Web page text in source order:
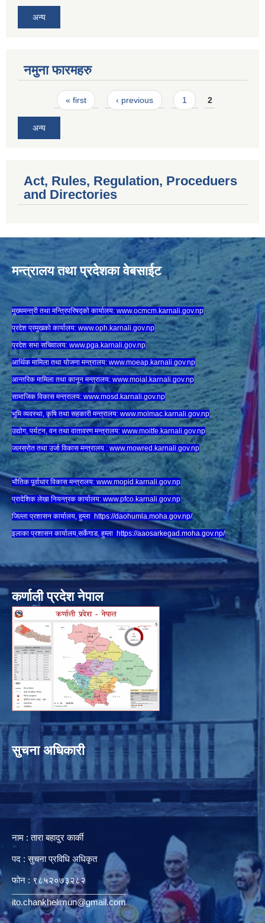
अन्य
नमुना फारमहरु
Pages« first ‹ previous 1 2
अन्य
Act, Rules, Regulation, Proceduers
and Directories
मन्त्रालय तथा प्रदेशका वेबसाईट
मुख्यमन्त्री तथा मन्त्रिपरिषद्को कार्यालय: www.ocmcm.karnali.gov.np
प्रदेश प्रमुखको कार्यालय: www.oph.karnali.gov.np
प्रदेश सभा सचिवालय: www.pga.karnali.gov.np
आर्थिक मामिला तथा योजना मन्त्रालय: www.moeap.karnali.gov.np
आन्तरिक मामिला तथा कानून मन्त्रालय: www.moial.karnali.gov.np
सामाजिक विकास मन्त्रालय: www.mosd.karnali.gov.np
भुमि व्यवस्था, कृषि तथा सहकारी मन्त्रालय: www.molmac.karnali.gov.np
उद्योग, पर्यटन, वन तथा वातावरण मन्त्रालय: www.moitfe.karnali.gov.np
जलस्रोत तथा उर्जा विकास मन्त्रालय : www.mowred.karnali.gov.np
भौतिक पूर्वाधार विकास मन्त्रालय: www.mopid.karnali.gov.np
प्रादेशिक लेखा नियन्त्रक कार्यालय: www.pfco.karnali.gov.np
जिल्ला प्रशासन कार्यालय, हुम्ला https://daohumla.moha.gov.np/
इलाका प्रशासन कार्यालय,सर्केगाड, हुम्ला https://aaosarkegad.moha.gov.np/
कर्णाली प्रदेश नेपाल
सुचना अधिकारी
नाम : तारा बहादुर कार्की
पद : सुचना प्रविधि अधिकृत
फोन : ९८५२०७३२८२
ito.chankhelimun@gmail.com